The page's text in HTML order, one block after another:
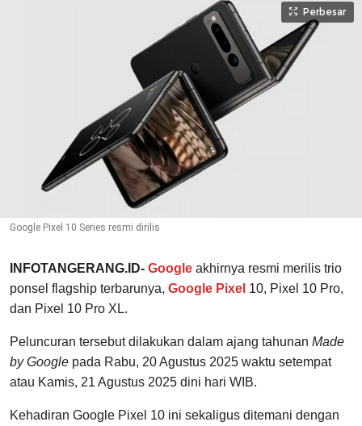
Perbesar
Google Pixel 10 Series resmi dirilis
INFOTANGERANG.ID- Google akhirnya resmi merilis trio
ponsel flagship terbarunya, Google Pixel 10, Pixel 10 Pro,
dan Pixel 10 Pro XL.
Peluncuran tersebut dilakukan dalam ajang tahunan Made
by Google pada Rabu, 20 Agustus 2025 waktu setempat
atau Kamis, 21 Agustus 2025 dini hari WIB.
Kehadiran Google Pixel 10 ini sekaligus ditemani dengan